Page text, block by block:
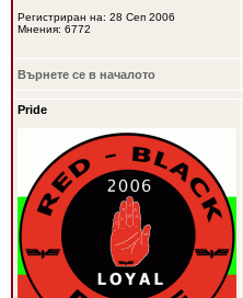
Регистриран на: 28 Сеп 2006
Мнения: 6772
Върнете се в началото
Pride